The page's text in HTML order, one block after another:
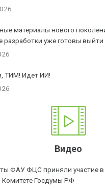
материалы нового
разработки уже готовы
ТИМ! Идет ИИ!
Видео
ФАУ ФЦС приняли участие в
Комитете Госдумы РФ